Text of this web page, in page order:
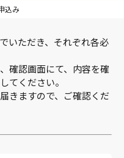
込み
いただき、それぞれ各必
確認画面にて、内容を確
てください。
きますので、ご確認くだ